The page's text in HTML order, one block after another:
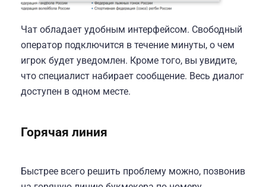
Чат обладает удобным интерфейсом. Свободный
оператор подключится в течение минуты, о чем
игрок будет уведомлен. Кроме того, вы увидите,
что специалист набирает сообщение. Весь диалог
доступен в одном месте.
Горячая линия
Быстрее всего решить проблему можно, позвонив